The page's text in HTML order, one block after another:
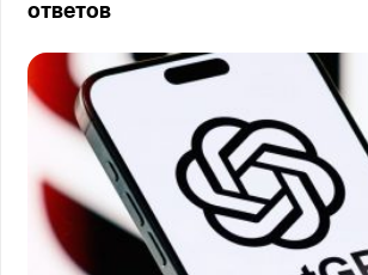
ответов